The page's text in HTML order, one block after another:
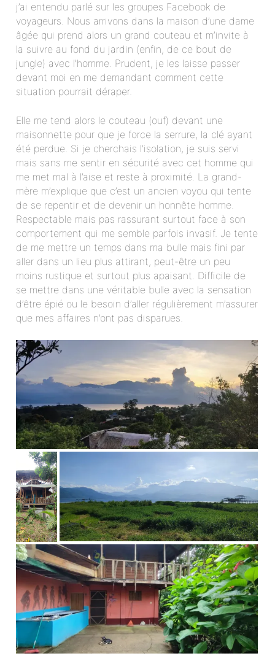
j’ai entendu parlé sur les groupes Facebook de
voyageurs. Nous arrivons dans la maison d’une dame
âgée qui prend alors un grand couteau et m’invite à
la suivre au fond du jardin (enfin, de ce bout de
jungle) avec l’homme. Prudent, je les laisse passer
devant moi en me demandant comment cette
situation pourrait déraper.
Elle me tend alors le couteau (ouf) devant une
maisonnette pour que je force la serrure, la clé ayant
été perdue. Si je cherchais l’isolation, je suis servi
mais sans me sentir en sécurité avec cet homme qui
me met mal à l’aise et reste à proximité. La grand-
mère m’explique que c’est un ancien voyou qui tente
de se repentir et de devenir un honnête homme.
Respectable mais pas rassurant surtout face à son
comportement qui me semble parfois invasif. Je tente
de me mettre un temps dans ma bulle mais fini par
aller dans un lieu plus attirant, peut-être un peu
moins rustique et surtout plus apaisant. Difficile de
se mettre dans une véritable bulle avec la sensation
d’être épié ou le besoin d’aller régulièrement m’assurer
que mes affaires n’ont pas disparues.